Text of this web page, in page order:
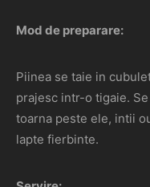
Mod de preparare:
Piinea se taie in
prajesc intr-o tigaie.
toarna peste ele, intii
lapte fierbinte.